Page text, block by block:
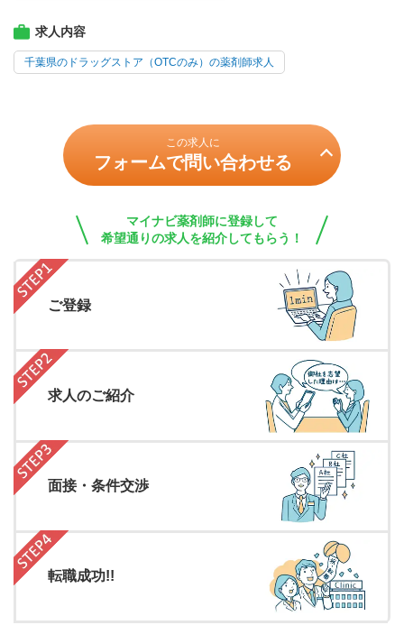
求人内容
千葉県のドラッグストア（OTCのみ）の薬剤師求人
この求人に
フォームで問い合わせる
マイナビ薬剤師に登録して
希望通りの求人を紹介してもらう！
ご登録
求人のご紹介
面接・条件交渉
転職成功!!